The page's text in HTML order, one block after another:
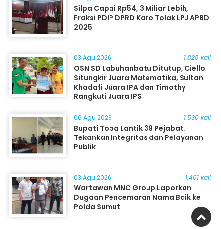
Silpa Capai Rp54, 3 Miliar Lebih,
Fraksi PDIP DPRD Karo Tolak LPJ APBD
2025
03 Agu 2026 1.828 kali
OSN SD Labuhanbatu Ditutup, Ciello
Situngkir Juara Matematika, Sultan
Khadafi Juara IPA dan Timothy
Rangkuti Juara IPS
06 Agu 2026 1.530 kali
Bupati Toba Lantik 39 Pejabat,
Tekankan Integritas dan Pelayanan
Publik
03 Agu 2026 1.401 kali
Wartawan MNC Group Laporkan
Dugaan Pencemaran Nama Baik ke
Polda Sumut